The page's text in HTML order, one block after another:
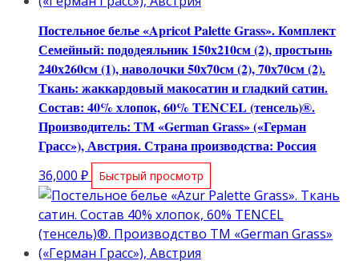
Постельное белье «Apricot Palette Grass». Комплект
Семейный: пододеяльник 150х210см (2), простынь
240х260см (1), наволочки 50х70см (2), 70х70см (2).
Ткань: жаккардовый макосатин и гладкий сатин.
Состав: 40% хлопок, 60% TENCEL (тенсель)®.
Производитель: ТМ «German Grass» («Герман
Грасс»), Австрия. Страна производства: Россия
36,000 ₽ Быстрый просмотр